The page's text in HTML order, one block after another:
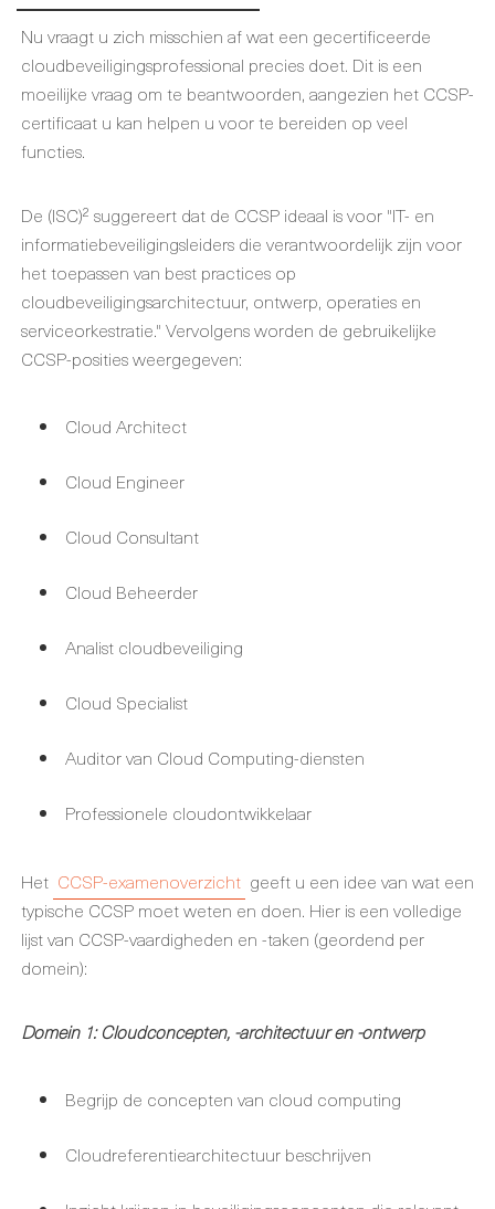
Nu vraagt u zich misschien af wat een gecertificeerde
cloudbeveiligingsprofessional precies doet. Dit is een
moeilijke vraag om te beantwoorden, aangezien het CCSP-
certificaat u kan helpen u voor te bereiden op veel
functies.
De (ISC)² suggereert dat de CCSP ideaal is voor "IT- en
informatiebeveiligingsleiders die verantwoordelijk zijn voor
het toepassen van best practices op
cloudbeveiligingsarchitectuur, ontwerp, operaties en
serviceorkestratie." Vervolgens worden de gebruikelijke
CCSP-posities weergegeven:
Cloud Architect
Cloud Engineer
Cloud Consultant
Cloud Beheerder
Analist cloudbeveiliging
Cloud Specialist
Auditor van Cloud Computing-diensten
Professionele cloudontwikkelaar
Het CCSP-examenoverzicht geeft u een idee van wat een
typische CCSP moet weten en doen. Hier is een volledige
lijst van CCSP-vaardigheden en -taken (geordend per
domein):
Domein 1: Cloudconcepten, -architectuur en -ontwerp
Begrijp de concepten van cloud computing
Cloudreferentiearchitectuur beschrijven